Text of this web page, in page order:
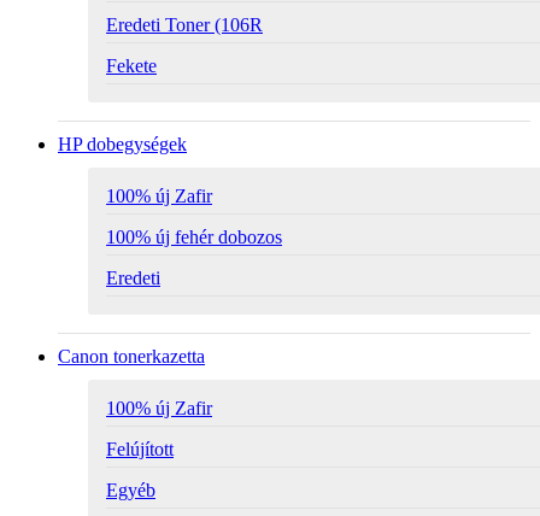
Eredeti Toner (106R
Fekete
HP dobegységek
100% új Zafir
100% új fehér dobozos
Eredeti
Canon tonerkazetta
100% új Zafir
Felújított
Egyéb